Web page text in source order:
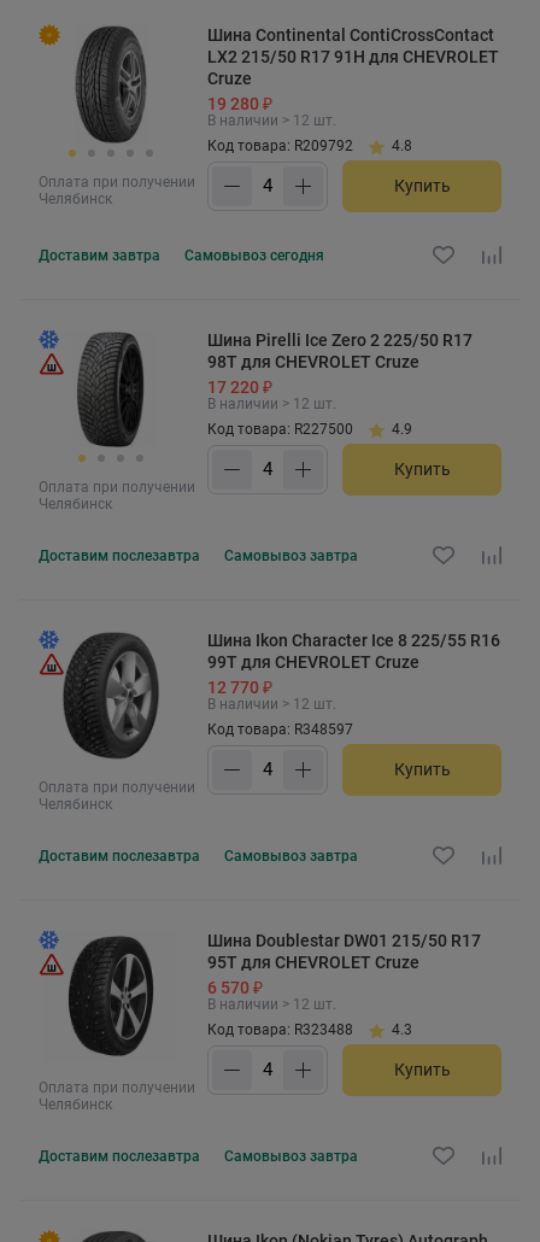
Оплата при получении
Челябинск
Шина Continental ContiCrossContact
LX2 215/50 R17 91H для CHEVROLET
Cruze
19 280 ₽
В наличии > 12 шт.
Код товара: R209792
4.8
Купить
Доставим завтра Самовывоз сегодня
Оплата при получении
Челябинск
Шина Pirelli Ice Zero 2 225/50 R17
98T для CHEVROLET Cruze
17 220 ₽
В наличии > 12 шт.
Код товара: R227500
4.9
Купить
Доставим послезавтра Самовывоз завтра
Оплата при получении
Челябинск
Шина Ikon Character Ice 8 225/55 R16
99T для CHEVROLET Cruze
12 770 ₽
В наличии > 12 шт.
Код товара: R348597
Купить
Доставим послезавтра Самовывоз завтра
Оплата при получении
Челябинск
Шина Doublestar DW01 215/50 R17
95T для CHEVROLET Cruze
6 570 ₽
В наличии > 12 шт.
Код товара: R323488
4.3
Купить
Доставим послезавтра Самовывоз завтра